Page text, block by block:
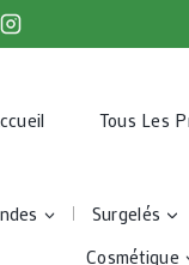
Tous Les
Surgelés
Cosmétique